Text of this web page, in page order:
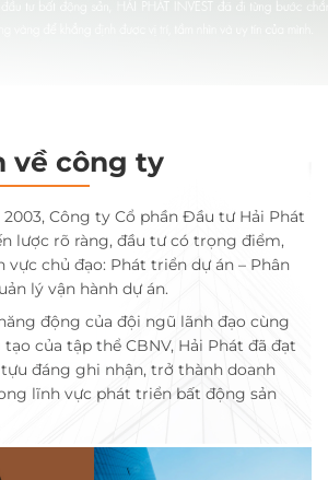
về công ty
Công ty Cổ phần Đầu tư Hải Phát
lược rõ ràng, đầu tư có trọng điểm,
chủ đạo: Phát triển dự án – Phân
lý vận hành dự án.
động của đội ngũ lãnh đạo cùng
của tập thể CBNV, Hải Phát đã đạt
đáng ghi nhận, trở thành doanh
lĩnh vực phát triển bất động sản